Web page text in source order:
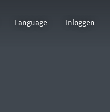
Language Inloggen